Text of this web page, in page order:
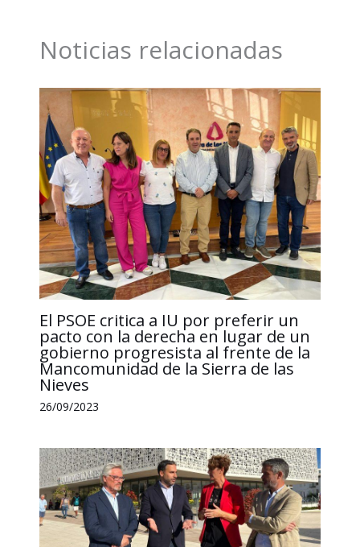
o
k
n
p
p
n
k
i
r
Noticias relacionadas
El PSOE critica a IU por preferir un
pacto con la derecha en lugar de un
gobierno progresista al frente de la
Mancomunidad de la Sierra de las
Nieves
26/09/2023